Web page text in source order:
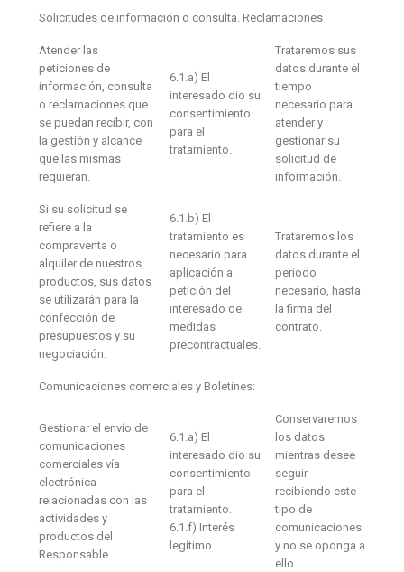
Solicitudes de información o consulta. Reclamaciones
Atender las
peticiones de
información, consulta
o reclamaciones que
se puedan recibir, con
la gestión y alcance
que las mismas
requieran.
6.1.a) El
interesado dio su
consentimiento
para el
tratamiento.
Trataremos sus
datos durante el
tiempo
necesario para
atender y
gestionar su
solicitud de
información.
Si su solicitud se
refiere a la
compraventa o
alquiler de nuestros
productos, sus datos
se utilizarán para la
confección de
presupuestos y su
negociación.
6.1.b) El
tratamiento es
necesario para
aplicación a
petición del
interesado de
medidas
precontractuales.
Trataremos los
datos durante el
periodo
necesario, hasta
la firma del
contrato.
Comunicaciones comerciales y Boletines:
Gestionar el envío de
comunicaciones
comerciales vía
electrónica
relacionadas con las
actividades y
productos del
Responsable.
6.1.a) El
interesado dio su
consentimiento
para el
tratamiento.
6.1.f) Interés
legítimo.
Conservaremos
los datos
mientras desee
seguir
recibiendo este
tipo de
comunicaciones
y no se oponga a
ello.